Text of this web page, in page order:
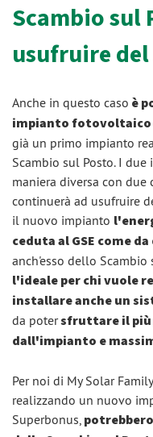
Scambio sul
usufruire
Anche in questo caso è
impianto fotovoltaico
già un primo impianto
Scambio sul Posto. I
maniera diversa con
continuerà ad usufruire
il nuovo impianto
ceduta al GSE come
anch'esso dello Scambio
l'ideale per chi vuole
installare anche un
da potersfruttare il più
dall'impianto e
Per noi di My Solar
realizzando un nuovo
Superbonus,